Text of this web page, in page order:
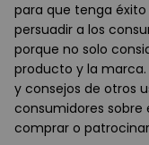
para que tenga éxito
persuadir a los
porque no solo
producto y la
y consejos de otros
consumidores sobre
comprar o